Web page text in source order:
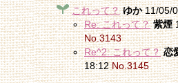
これって？ ゆか11/05/
Re: これって？ 紫煙
No.3143
Re^2: これって？ 恋
18:12No.3145